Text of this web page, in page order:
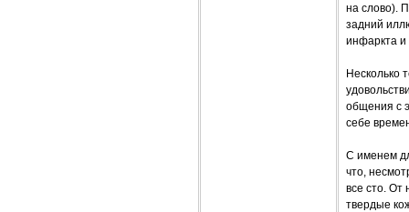
на слово).
задний
инфаркта
Несколько
общения с
себе
С именем
что,
все сто. От
твердые